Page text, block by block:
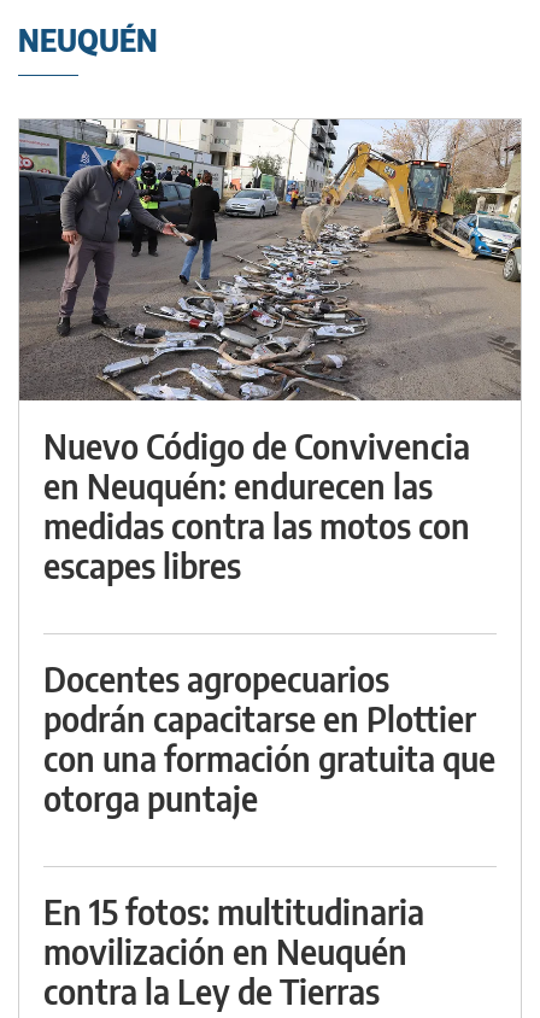
NEUQUÉN
Nuevo Código de Convivencia
en Neuquén: endurecen las
medidas contra las motos con
escapes libres
Docentes agropecuarios
podrán capacitarse en Plottier
con una formación gratuita que
otorga puntaje
En 15 fotos: multitudinaria
movilización en Neuquén
contra la Ley de Tierras